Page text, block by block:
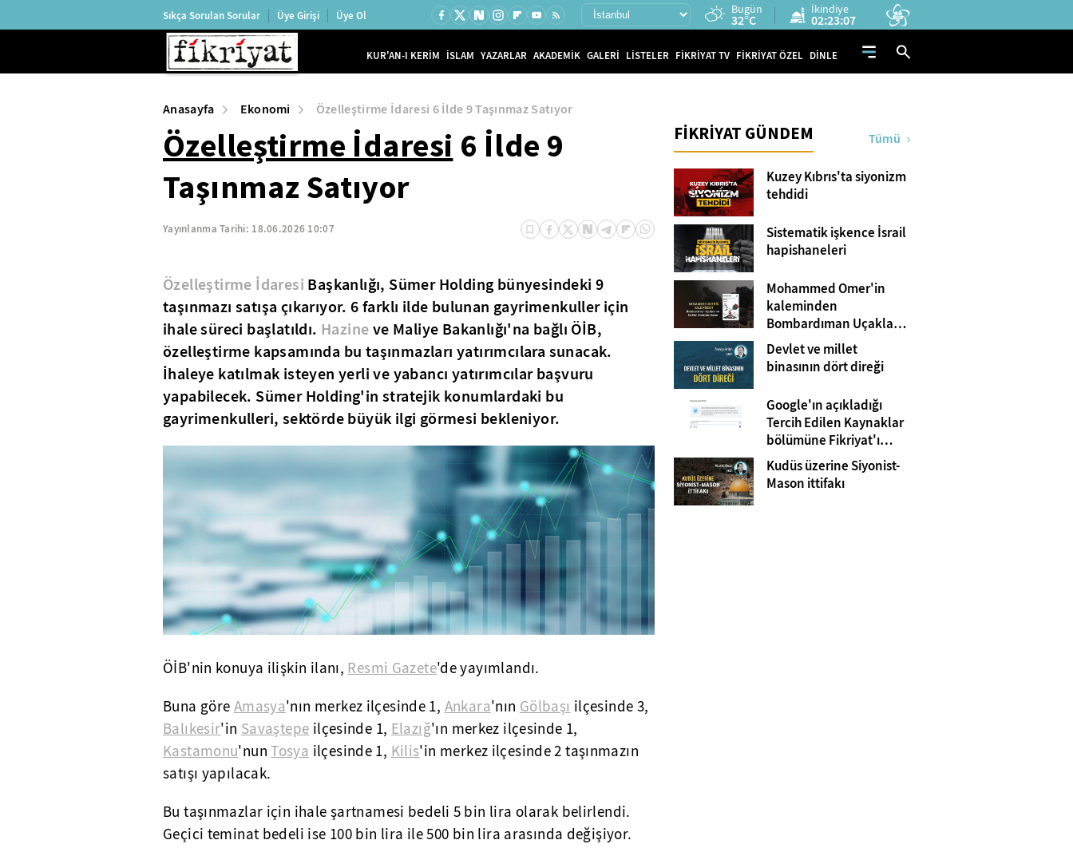
Sıkça Sorulan Sorular Üye Girişi Üye Ol Bugün
32°C
İkindiye
02:23:06
KUR'AN-I KERİM İSLAM YAZARLAR AKADEMİK GALERİ LİSTELER FİKRİYAT TV FİKRİYAT ÖZEL DİNLE
Anasayfa Ekonomi Özelleştirme İdaresi 6 İlde 9 Taşınmaz Satıyor
Özelleştirme İdaresi 6 İlde 9
Taşınmaz Satıyor
Yayınlanma Tarihi: 18.06.2026 10:07
Özelleştirme İdaresi Başkanlığı, Sümer Holding bünyesindeki 9
taşınmazı satışa çıkarıyor. 6 farklı ilde bulunan gayrimenkuller için
ihale süreci başlatıldı. Hazineve Maliye Bakanlığı'na bağlı ÖİB,
özelleştirme kapsamında bu taşınmazları yatırımcılara sunacak.
İhaleye katılmak isteyen yerli ve yabancı yatırımcılar başvuru
yapabilecek. Sümer Holding'in stratejik konumlardaki bu
gayrimenkulleri, sektörde büyük ilgi görmesi bekleniyor.
ÖİB'nin konuya ilişkin ilanı, Resmi Gazete'de yayımlandı.
Buna göre Amasya'nın merkez ilçesinde 1, Ankara'nın Gölbaşı ilçesinde 3,
Balıkesir'in Savaştepe ilçesinde 1, Elazığ'ın merkez ilçesinde 1,
Kastamonu'nunTosya ilçesinde 1, Kilis'in merkez ilçesinde 2 taşınmazın
satışı yapılacak.
Bu taşınmazlar için ihale şartnamesi bedeli 5 bin lira olarak belirlendi.
Geçici teminat bedeli ise 100 bin lira ile 500 bin lira arasında değişiyor.
FİKRİYAT GÜNDEM Tümü
Kuzey Kıbrıs'ta siyonizm
tehdidi
Sistematik işkence İsrail
hapishaneleri
Mohammed Omer'in
kaleminden
Bombardıman Uçakları
ve Tanklar Arasında
Gazze
Devlet ve millet
binasının dört direği
Google'ın açıkladığı
Tercih Edilen Kaynaklar
bölümüne Fikriyat'ı
eklemeyi unutmayın!
Kudüs üzerine Siyonist-
Mason ittifakı